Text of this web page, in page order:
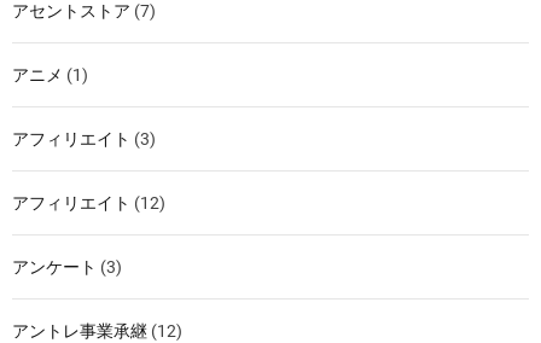
アセントストア (7)
アニメ (1)
アフィリエイト (3)
アフィリエイト (12)
アンケート (3)
アントレ事業承継 (12)